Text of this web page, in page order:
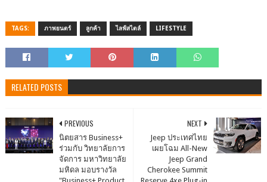
TAGS: ภาพยนตร์ ลูกค้า ไลฟ์สไตล์ LIFESTYLE
RELATED POSTS
NEXT
Jeep ประเทศไทย
เผยโฉม All-New
Jeep Grand
Cherokee Summit
PREVIOUS
นิตยสาร Business+
ร่วมกับ วิทยาลัยการ
จัดการ มหาวิทยาลัย
มหิดล มอบรางวัล